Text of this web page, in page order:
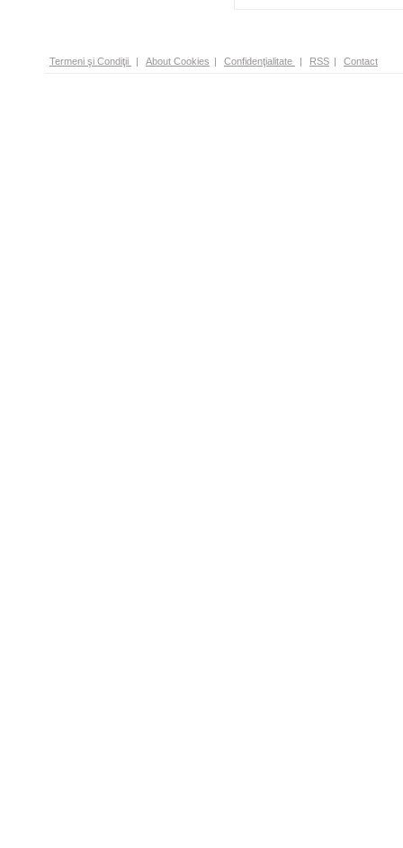
Termeni şi Condiţii | About Cookies | Confidenţialitate | RSS | Contact